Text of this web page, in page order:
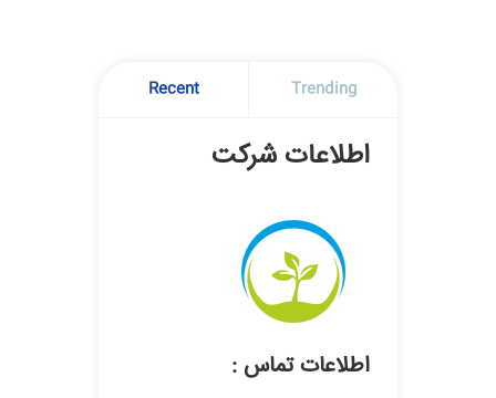
Recent Trending
اطلاعات شرکت
اطلاعات تماس :